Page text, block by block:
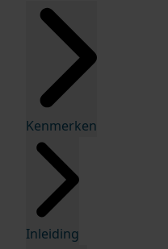
Kenmerken
Inleiding